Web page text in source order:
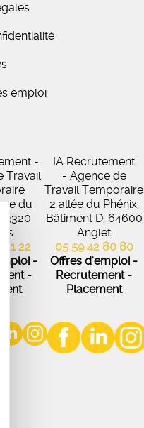
le
emploi
-
Travail
du
21 22
-
-
IA Recrutement
- Agence de
Travail Temporaire
2 allée du Phénix,
Bâtiment D, 64600
Anglet
05 59 42 80 80
Offres d'emploi -
Recrutement -
Placement